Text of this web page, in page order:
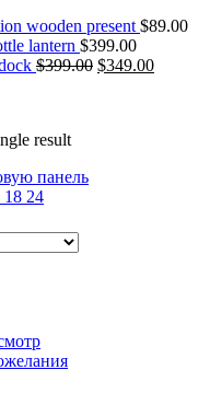
wooden present $89.00
lantern $399.00
$399.00 $349.00
result
панель
18 24